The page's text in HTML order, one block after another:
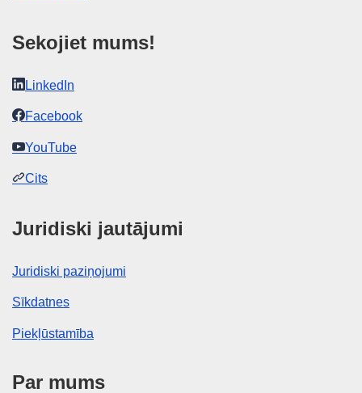
Sekojiet mums!
LinkedIn
Facebook
YouTube
Cits
Juridiski jautājumi
Juridiski paziņojumi
Sīkdatnes
Piekļūstamība
Par mums